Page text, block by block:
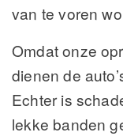
van te voren
Omdat onze
dienen de
Echter is
lekke banden